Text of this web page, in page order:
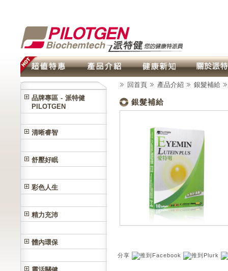
品牌專區 - 派特健
PILOTGEN
清晰睿智
舒壓好眠
彩色人生
精力充沛
體內環保
回首頁 產品介紹 銀髮補給
銀髮補給
分享